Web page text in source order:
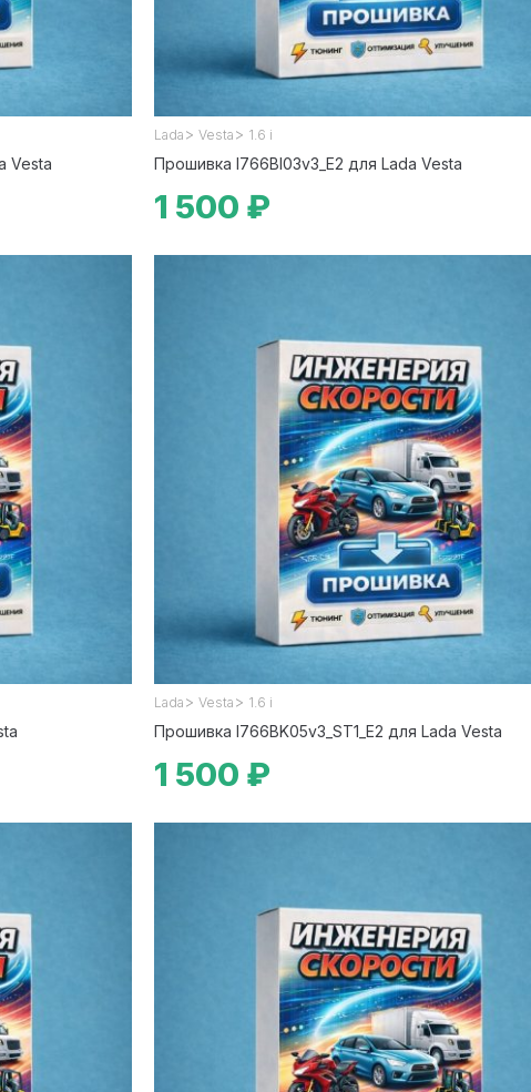
Vesta
Lada > Vesta > 1.6 i
Прошивка I766BI03v3_E2 для Lada Vesta
1 500 ₽
Lada > Vesta > 1.6 i
Прошивка I766BK05v3_ST1_E2 для Lada Vesta
1 500 ₽